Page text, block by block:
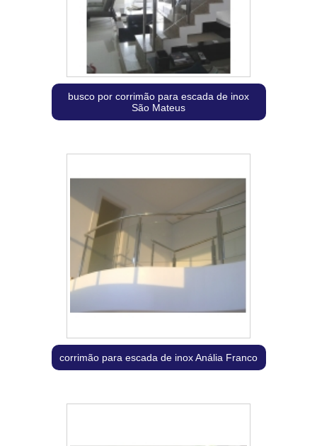
busco por corrimão para escada de inox
São Mateus
corrimão para escada de inox Anália Franco